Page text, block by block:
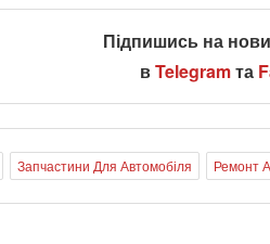
Підпишись на
вTelegramта
Запчастини Для Автомобіля Ремонт